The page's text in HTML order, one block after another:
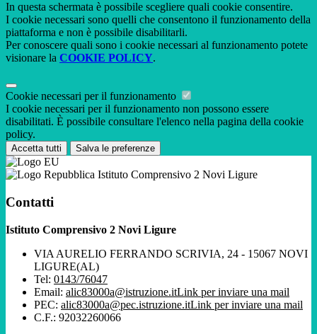
In questa schermata è possibile scegliere quali cookie consentire.
I cookie necessari sono quelli che consentono il funzionamento della
piattaforma e non è possibile disabilitarli.
Per conoscere quali sono i cookie necessari al funzionamento potete
visionare la COOKIE POLICY.
Cookie necessari per il funzionamento
I cookie necessari per il funzionamento non possono essere
disabilitati. È possibile consultare l'elenco nella pagina della cookie
policy.
Accetta tutti Salva le preferenze
Istituto Comprensivo 2 Novi Ligure
Contatti
Istituto Comprensivo 2 Novi Ligure
VIA AURELIO FERRANDO SCRIVIA, 24 - 15067 NOVI
LIGURE(AL)
Tel: 0143/76047
Email: alic83000a@istruzione.itLink per inviare una mail
PEC: alic83000a@pec.istruzione.itLink per inviare una mail
C.F.: 92032260066